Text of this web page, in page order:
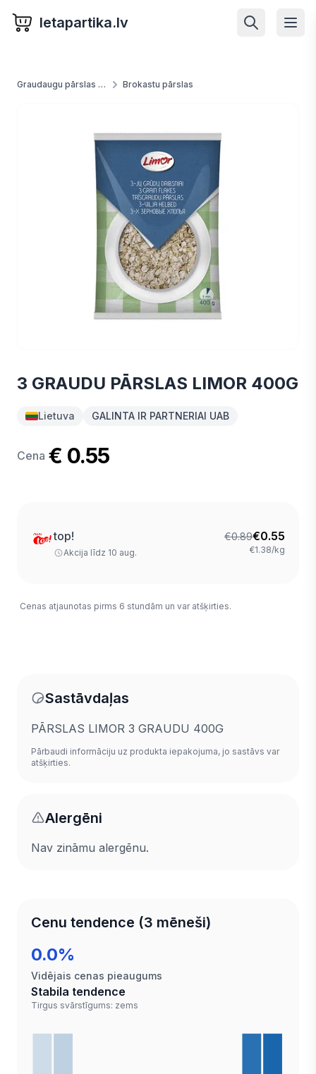
letapartika.lv
Graudaugu pārslas un putras Brokastu pārslas
3 GRAUDU PĀRSLAS LIMOR 400G
Lietuva GALINTA IR PARTNERIAI UAB
Cena € 0.55
top!
Akcija līdz 10 aug.
€0.89€0.55
€1.38/kg
Cenas atjaunotas pirms 6 stundām un var atšķirties.
Sastāvdaļas
PĀRSLAS LIMOR 3 GRAUDU 400G
Pārbaudi informāciju uz produkta iepakojuma, jo sastāvs var
atšķirties.
Alergēni
Nav zināmu alergēnu.
Cenu tendence (3 mēneši)
0.0%
Vidējais cenas pieaugums
Stabila tendence
Tirgus svārstīgums: zems